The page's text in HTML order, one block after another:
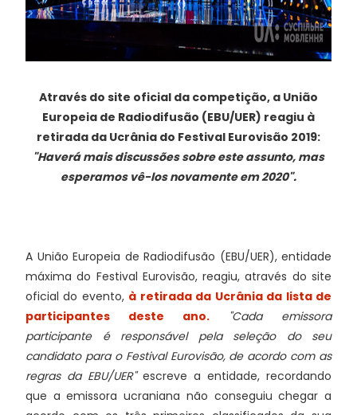
Através do site oficial da competição, a União
Europeia de Radiodifusão (EBU/UER) reagiu à
retirada da Ucrânia do Festival Eurovisão 2019:
"Haverá mais discussões sobre este assunto, mas
esperamos vê-los novamente em 2020".
A União Europeia de Radiodifusão (EBU/UER), entidade
máxima do Festival Eurovisão, reagiu, através do site
oficial do evento, à retirada da Ucrânia da lista de
participantes deste ano.
"Cada emissora
participante é responsável pela seleção do seu
candidato para o Festival Eurovisão, de acordo com as
regras da EBU/UER"escreve a entidade, recordando
que a emissora ucraniana não conseguiu chegar a